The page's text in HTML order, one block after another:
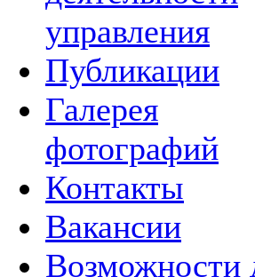
управления
Публикации
Галерея
фотографий
Контакты
Вакансии
Возможности